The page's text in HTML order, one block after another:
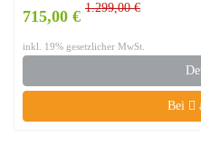
715,00 € 1.299,00 €
inkl. 19% gesetzlicher MwSt.
Bei